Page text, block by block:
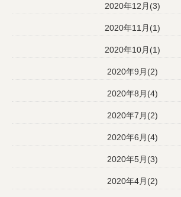
2020年12月(3)
2020年11月(1)
2020年10月(1)
2020年9月(2)
2020年8月(4)
2020年7月(2)
2020年6月(4)
2020年5月(3)
2020年4月(2)